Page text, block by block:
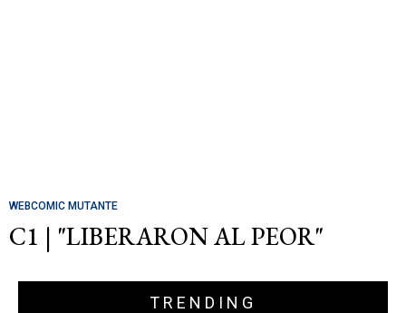
WEBCOMIC MUTANTE
C1 | "LIBERARON AL PEOR"
TRENDING